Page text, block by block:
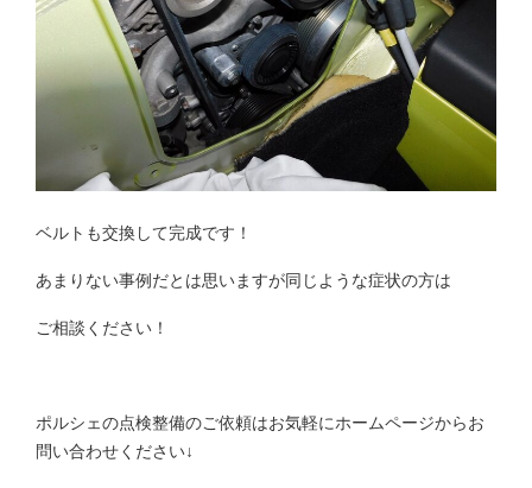
ベルトも交換して完成です！
あまりない事例だとは思いますが同じような症状の方は
ご相談ください！
ポルシェの点検整備のご依頼はお気軽にホームページからお
問い合わせください↓